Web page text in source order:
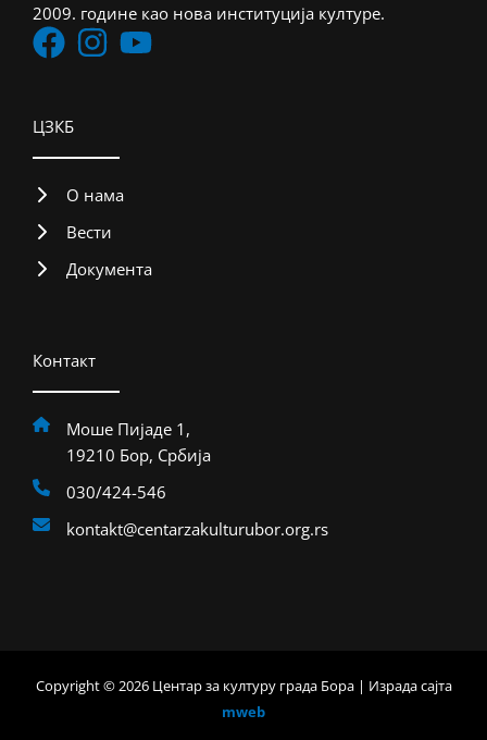
2009. године као нова институција културе.
ЦЗКБ
О нама
Вести
Документа
Контакт
Моше Пијаде 1,
19210 Бор, Србија
030/424-546
kontakt@centarzakulturubor.org.rs
Copyright © 2026 Центар за културу града Бора | Израда сајта
mweb